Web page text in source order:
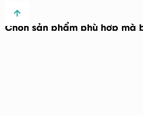
Chọn sản phẩm phù hợp mà